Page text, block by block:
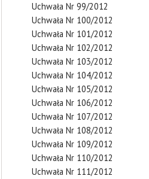
Uchwała Nr 99/2012
Uchwała Nr 100/2012
Uchwała Nr 101/2012
Uchwała Nr 102/2012
Uchwała Nr 103/2012
Uchwała Nr 104/2012
Uchwała Nr 105/2012
Uchwała Nr 106/2012
Uchwała Nr 107/2012
Uchwała Nr 108/2012
Uchwała Nr 109/2012
Uchwała Nr 110/2012
Uchwała Nr 111/2012